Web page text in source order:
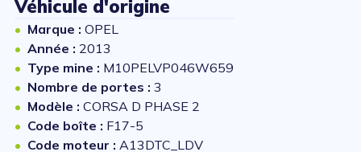
Véhicule d'origine
Marque : OPEL
Année : 2013
Type mine : M10PELVP046W659
Nombre de portes : 3
Modèle : CORSA D PHASE 2
Code boîte : F17-5
Code moteur : A13DTC_LDV